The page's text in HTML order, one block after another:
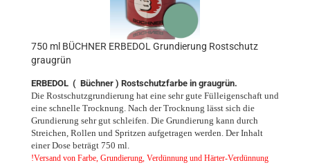
750 ml BÜCHNER ERBEDOL Grundierung Rostschutz
graugrün
ERBEDOL ( Büchner ) Rostschutzfarbe in graugrün.
Die Rostschutzgrundierung hat eine sehr gute Fülleigenschaft und
eine schnelle Trocknung. Nach der Trocknung lässt sich die
Grundierung sehr gut schleifen. Die Grundierung kann durch
Streichen, Rollen und Spritzen aufgetragen werden. Der Inhalt
einer Dose beträgt 750 ml.
!Versand von Farbe, Grundierung, Verdünnung und Härter-Verdünnung